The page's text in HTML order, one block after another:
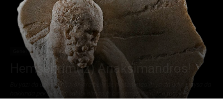
Öne Çıkanlar
Hemşehrim(iz) Anaksimandros!
Bu yazı da aslında okuyanlara belki de hiç tanımadığı ya da adını duysa da
hakkında pek bir bilgi sahibi olmadığı bir hemşehrisini tanıtacak.